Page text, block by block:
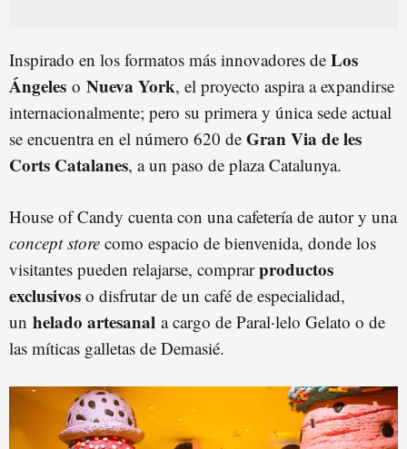
Inspirado en los formatos más innovadores de Los
Ángeles o Nueva York, el proyecto aspira a expandirse
internacionalmente; pero su primera y única sede actual
se encuentra en el número 620 de Gran Via de les
Corts Catalanes, a un paso de plaza Catalunya.
House of Candy cuenta con una cafetería de autor y una
concept store como espacio de bienvenida, donde los
visitantes pueden relajarse, comprarproductos
exclusivos o disfrutar de un café de especialidad,
un helado artesanal a cargo de Paral·lelo Gelato o de
las míticas galletas de Demasié.